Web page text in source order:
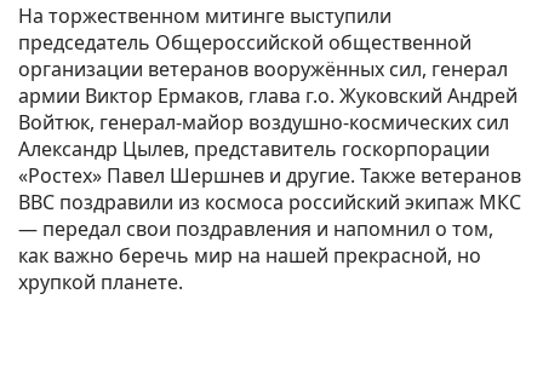
На торжественном митинге выступили
председатель Общероссийской общественной
организации ветеранов вооружённых сил, генерал
армии Виктор Ермаков, глава г.о. Жуковский Андрей
Войтюк, генерал-майор воздушно-космических сил
Александр Цылев, представитель госкорпорации
«Ростех» Павел Шершнев и другие. Также ветеранов
ВВС поздравили из космоса российский экипаж МКС
— передал свои поздравления и напомнил о том,
как важно беречь мир на нашей прекрасной, но
хрупкой планете.